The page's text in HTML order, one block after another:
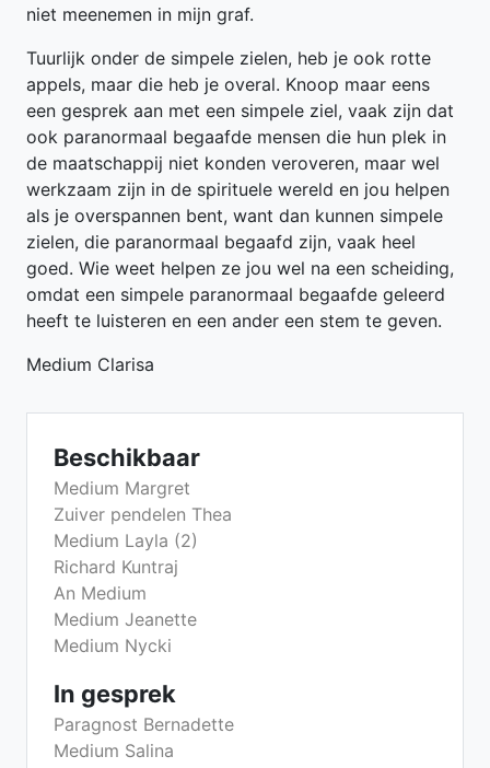
niet meenemen in mijn graf.
Tuurlijk onder de simpele zielen, heb je ook rotte
appels, maar die heb je overal. Knoop maar eens
een gesprek aan met een simpele ziel, vaak zijn dat
ook paranormaal begaafde mensen die hun plek in
de maatschappij niet konden veroveren, maar wel
werkzaam zijn in de spirituele wereld en jou helpen
als je overspannen bent, want dan kunnen simpele
zielen, die paranormaal begaafd zijn, vaak heel
goed. Wie weet helpen ze jou wel na een scheiding,
omdat een simpele paranormaal begaafde geleerd
heeft te luisteren en een ander een stem te geven.
Medium Clarisa
Beschikbaar
Medium Margret
Zuiver pendelen Thea
Medium Layla (2)
Richard Kuntraj
An Medium
Medium Jeanette
Medium Nycki
In gesprek
Paragnost Bernadette
Medium Salina